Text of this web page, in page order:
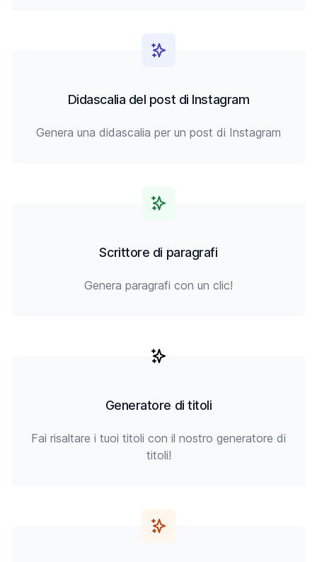
Didascalia del post di Instagram
Genera una didascalia per un post di Instagram
Scrittore di paragrafi
Genera paragrafi con un clic!
Generatore di titoli
Fai risaltare i tuoi titoli con il nostro generatore di
titoli!